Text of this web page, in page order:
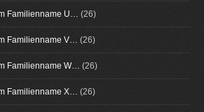
Familienname U… (26)
Familienname V… (26)
Familienname W… (26)
Familienname X… (26)